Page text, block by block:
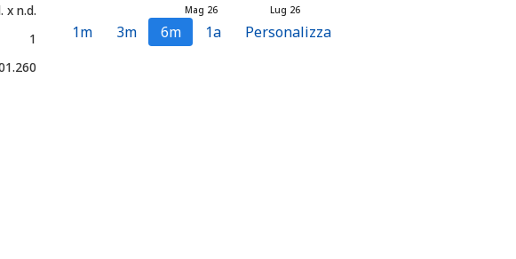
x n.d.
1
Lug 26
Mag 26
1m 3m 6m 1a Personalizza